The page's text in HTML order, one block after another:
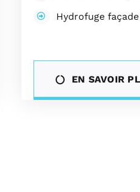
Hydrofuge façade
EN SAVOIR